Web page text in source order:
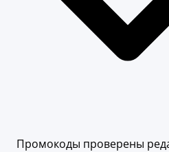
Промокоды проверены